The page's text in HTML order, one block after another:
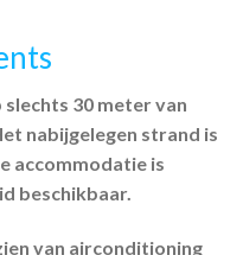
30 meter van
nabijgelegen strand is
accommodatie is
beschikbaar.
van airconditioning